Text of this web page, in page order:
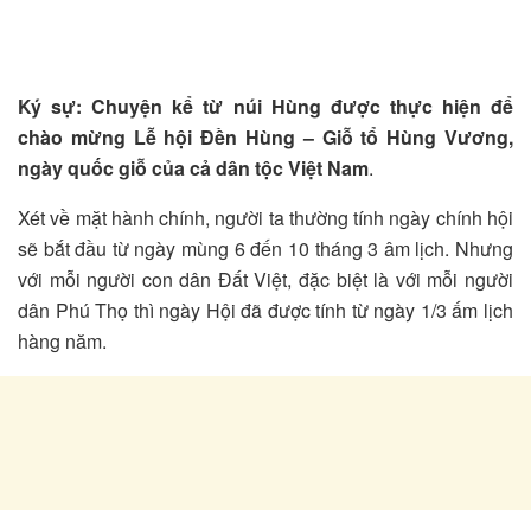
Ký sự: Chuyện kể từ núi Hùng được thực hiện để
chào mừng Lễ hội Đền Hùng – Giỗ tổ Hùng Vương,
ngày quốc giỗ của cả dân tộc Việt Nam.
Xét về mặt hành chính, người ta thường tính ngày chính hội
sẽ bắt đầu từ ngày mùng 6 đến 10 tháng 3 âm lịch. Nhưng
với mỗi người con dân Đất Việt, đặc biệt là với mỗi người
dân Phú Thọ thì ngày Hội đã được tính từ ngày 1/3 ấm lịch
hàng năm.